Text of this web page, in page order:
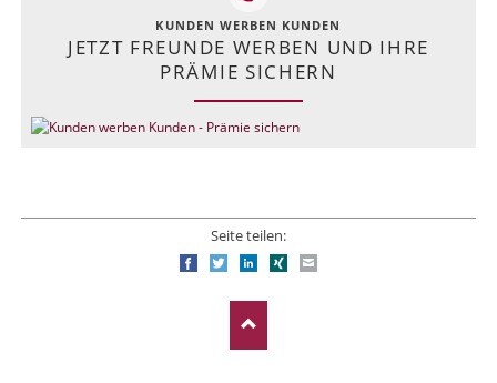
KUNDEN WERBEN KUNDEN
JETZT FREUNDE WERBEN UND IHRE
PRÄMIE SICHERN
Seite teilen:
FacebookTwitterLinkedIn
Xing